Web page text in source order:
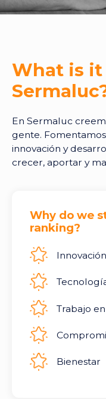
What is
En Sermaluc
gente.
innovación y
crecer, aportar y
Why do we
ranking?
Innovación
Trabajo
Bienestar